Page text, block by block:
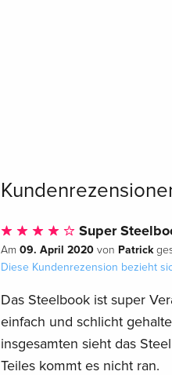
Super
Am 09. April 2020von Patrick
Diese Kundenrezension bezieht
Das Steelbook ist super
einfach und schlicht
insgesamten sieht das
Teiles kommt es nicht ran.